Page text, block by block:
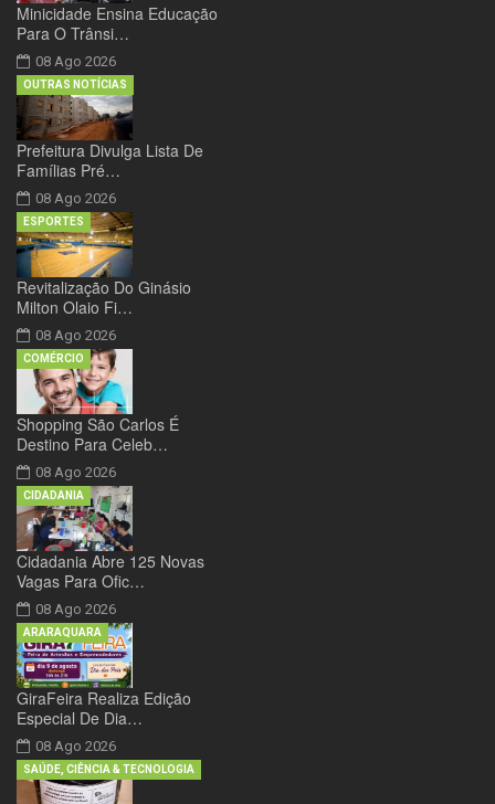
Minicidade Ensina Educação
Para O Trânsi…
08 Ago 2026
Prefeitura Divulga Lista De
Famílias Pré…
08 Ago 2026
OUTRAS NOTÍCIAS
Revitalização Do Ginásio
Milton Olaio Fi…
08 Ago 2026
ESPORTES
Shopping São Carlos É
Destino Para Celeb…
08 Ago 2026
COMÉRCIO
Cidadania Abre 125 Novas
Vagas Para Ofic…
08 Ago 2026
CIDADANIA
GiraFeira Realiza Edição
Especial De Dia…
08 Ago 2026
ARARAQUARA
SAÚDE, CIÊNCIA & TECNOLOGIA